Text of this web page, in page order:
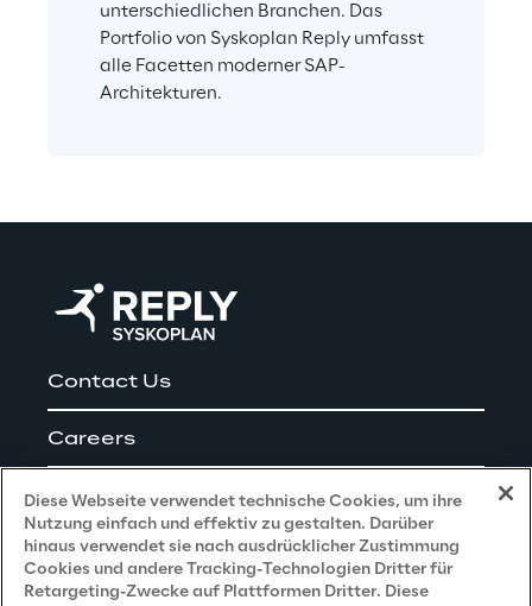
unterschiedlichen Branchen. Das
Portfolio von Syskoplan Reply umfasst
alle Facetten moderner SAP-
Architekturen.
Contact Us
Careers
Impressum
Privacy and Legal
Diese Webseite verwendet technische Cookies, um ihre
Nutzung einfach und effektiv zu gestalten. Darüber
hinaus verwendet sie nach ausdrücklicher Zustimmung
Cookies und andere Tracking-Technologien Dritter für
Retargeting-Zwecke auf Plattformen Dritter. Diese